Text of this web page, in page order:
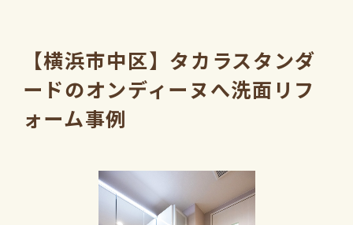
【横浜市中区】タカラスタンダ
ードのオンディーヌへ洗面リフ
ォーム事例